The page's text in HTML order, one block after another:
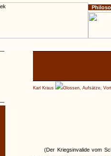
Karl Kraus Glossen, Aufsätze,
(Der Kriegsinvalide vom